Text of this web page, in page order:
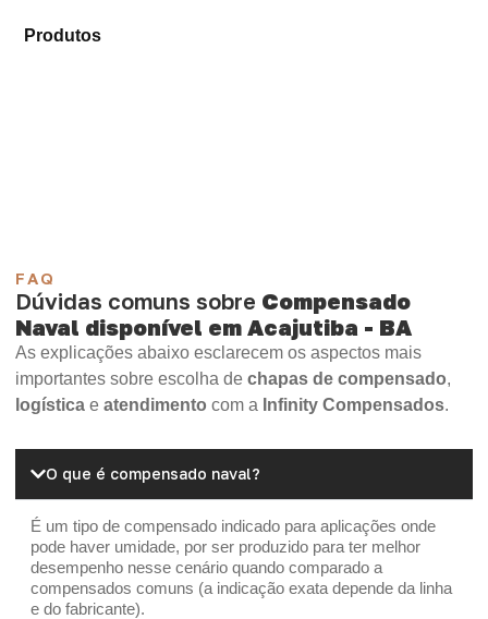
Produtose selecione o produto mais compatível para
FAQ
Dúvidas comuns sobre Compensado
Naval disponível em Acajutiba - BA
As explicações abaixo esclarecem os aspectos mais
importantes sobre escolha de chapas de compensado,
logística e atendimento com a Infinity Compensados.
O que é compensado naval?
É um tipo de compensado indicado para aplicações onde
pode haver umidade, por ser produzido para ter melhor
desempenho nesse cenário quando comparado a
compensados comuns (a indicação exata depende da linha
e do fabricante).